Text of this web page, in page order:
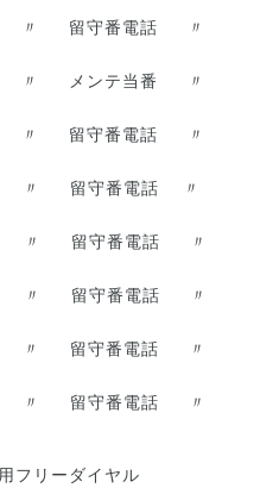
留守番電話 〃
メンテ当番 〃
守番電話 〃
〃 留守番電話 〃
〃 留守番電話 〃
〃 留守番電話 〃
守番電話 〃
守番電話 〃
フリーダイヤル